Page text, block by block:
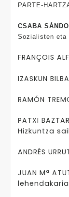
PARTE-
CSABA
Sozialisten eta
FRANÇOIS
IZASKUN
RAMÓN
PATXI
Hizkuntza
ANDRÉS
JUAN Mª
lehendakaria